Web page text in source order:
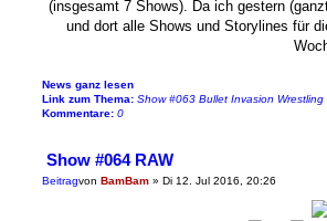
(insgesamt 7 Shows). Da ich gestern
und dort alle Shows und Storylines für
News ganz lesen
Link zum Thema: Show #063 Bullet Invasion Wrestling
Kommentare: 0
Show #064 RAW
Beitragvon BamBam » Di 12. Jul 2016, 20:26